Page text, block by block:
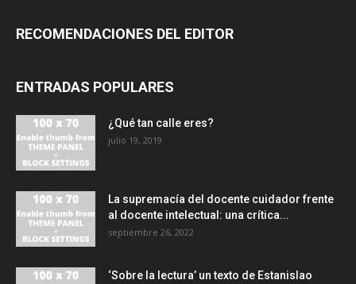
RECOMENDACIONES DEL EDITOR
ENTRADAS POPULARES
¿Qué tan calle eres?
julio 19, 2019
La supremacía del docente cuidador frente
al docente intelectual: una crítica...
septiembre 26, 2022
‘Sobre la lectura’ un texto de Estanislao